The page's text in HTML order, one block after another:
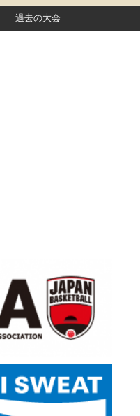
過去の大会